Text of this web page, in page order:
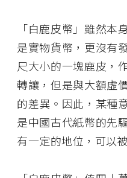
「白鹿皮幣」雖然本
是實物貨幣，更沒有
尺大小的一塊鹿皮，
轉讓，但是與大額虛
的差異。因此，某種
是中國古代紙幣的先
有一定的地位，可以